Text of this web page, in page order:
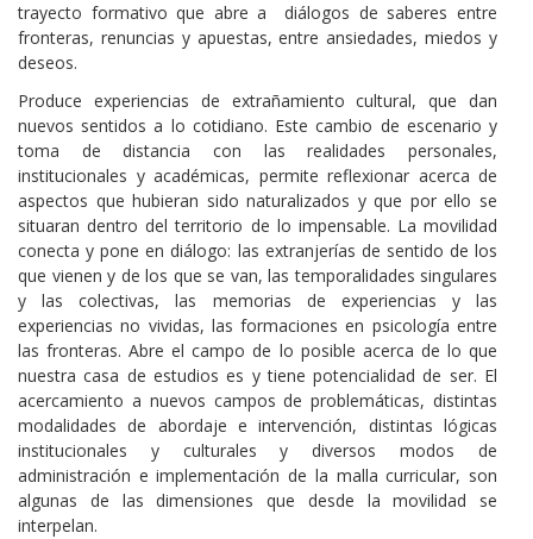
trayecto formativo que abre a diálogos de saberes entre
fronteras, renuncias y apuestas, entre ansiedades, miedos y
deseos.
Produce experiencias de extrañamiento cultural, que dan
nuevos sentidos a lo cotidiano. Este cambio de escenario y
toma de distancia con las realidades personales,
institucionales y académicas, permite reflexionar acerca de
aspectos que hubieran sido naturalizados y que por ello se
situaran dentro del territorio de lo impensable. La movilidad
conecta y pone en diálogo: las extranjerías de sentido de los
que vienen y de los que se van, las temporalidades singulares
y las colectivas, las memorias de experiencias y las
experiencias no vividas, las formaciones en psicología entre
las fronteras. Abre el campo de lo posible acerca de lo que
nuestra casa de estudios es y tiene potencialidad de ser. El
acercamiento a nuevos campos de problemáticas, distintas
modalidades de abordaje e intervención, distintas lógicas
institucionales y culturales y diversos modos de
administración e implementación de la malla curricular, son
algunas de las dimensiones que desde la movilidad se
interpelan.